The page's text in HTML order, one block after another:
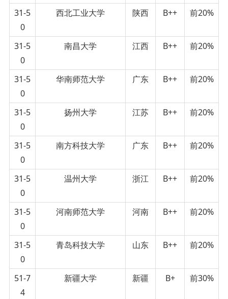
31-5
0
西北工业大学 陕西 B++ 前20%
31-5
0
南昌大学 江西 B++ 前20%
31-5
0
华南师范大学 广东 B++ 前20%
31-5
0
扬州大学 江苏 B++ 前20%
31-5
0
南方科技大学 广东 B++ 前20%
31-5
0
温州大学 浙江 B++ 前20%
31-5
0
河南师范大学 河南 B++ 前20%
31-5
0
青岛科技大学 山东 B++ 前20%
51-7
4
新疆大学 新疆 B+ 前30%